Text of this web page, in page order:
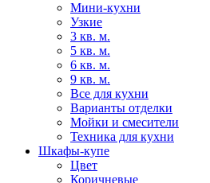
Мини-кухни
Узкие
3 кв. м.
5 кв. м.
6 кв. м.
9 кв. м.
Все для кухни
Варианты отделки
Мойки и смесители
Техника для кухни
Шкафы-купе
Цвет
Коричневые